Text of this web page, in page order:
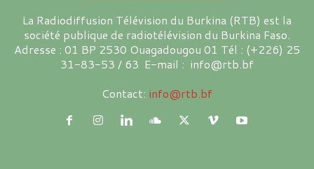
La Radiodiffusion Télévision du Burkina (RTB) est la
société publique de radiotélévision du Burkina Faso.
Adresse : 01 BP 2530 Ouagadougou 01 Tél : (+226) 25
31-83-53 / 63 E-mail : info@rtb.bf
Contact: info@rtb.bf